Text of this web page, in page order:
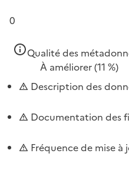
0
Qualité des
À améliorer(11 %)
Description des
Documentation des
Fréquence de mise à